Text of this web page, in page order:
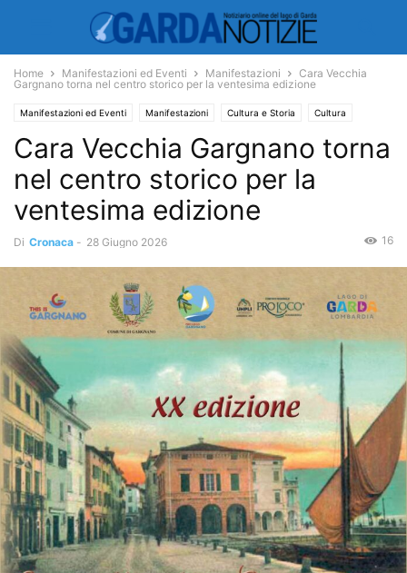
Home Manifestazioni ed Eventi Manifestazioni
Cara Vecchia
Gargnano torna nel centro storico per la ventesima edizione
Manifestazioni ed Eventi Manifestazioni Cultura e Storia Cultura
Spettacoli Musica
Cara Vecchia Gargnano torna
nel centro storico per la
ventesima edizione
Di Cronaca - 28 Giugno 2026 16